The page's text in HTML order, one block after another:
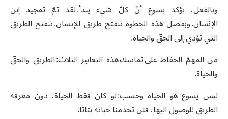
وبالفعل، يؤكد يسوع أنّ كلّ شيء يبدأ. لقد تمّ تمجيد إبن
الإنسان. وبفضل هذه الخطوة تنفتح طريق للإنسان. تنفتح الطريق
التي تؤدي إلى الحقّ والحياة.
من المهمّ الحفاظ على تماسك هذه التعابير الثلاث: الطريق والحقّ
والحياة.
ليس يسوع هو الحياة وحسب: لو كان فقط الحياة، دون معرفة
الطريق للوصول اليها، فلن تخدمنا حياته بتاتا.